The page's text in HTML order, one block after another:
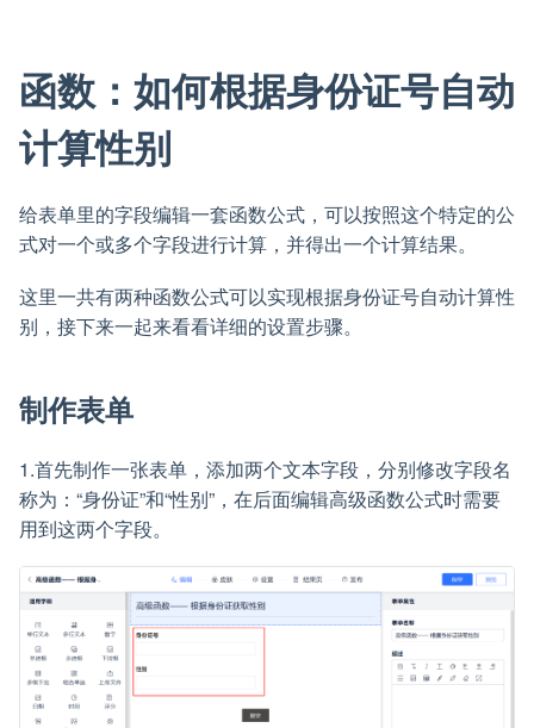
函数：如何根据身份证号自动
计算性别
给表单里的字段编辑一套函数公式，可以按照这个特定的公
式对一个或多个字段进行计算，并得出一个计算结果。
这里一共有两种函数公式可以实现根据身份证号自动计算性
别，接下来一起来看看详细的设置步骤。
制作表单
1.首先制作一张表单，添加两个文本字段，分别修改字段名
称为：“身份证”和“性别”，在后面编辑高级函数公式时需要
用到这两个字段。